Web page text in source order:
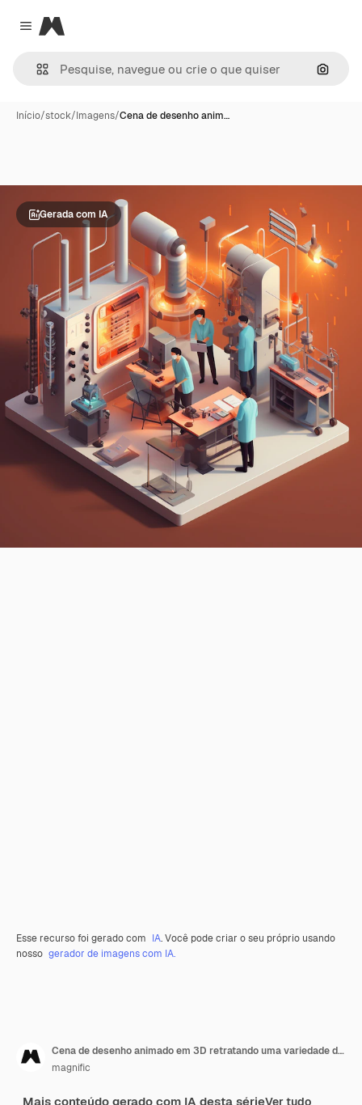
Close menu
Magnific
Início/stock/Imagens/Cena de desenho anim…
Gerada com IA
Esse recurso foi gerado com IA. Você pode criar o seu próprio usando
nosso gerador de imagens com IA.
Cena de desenho animado em 3D retratando uma variedade de pessoas fazendo várias tarefas
magnific
Mais conteúdo gerado com IA desta sérieVer tudo